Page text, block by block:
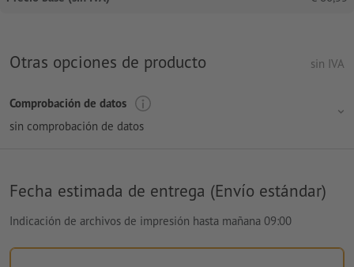
Otras opciones de producto sin IVA
Comprobación de datos
sin comprobación de datos
Fecha estimada de entrega (Envío estándar)
Indicación de archivos de impresión hasta mañana 09:00